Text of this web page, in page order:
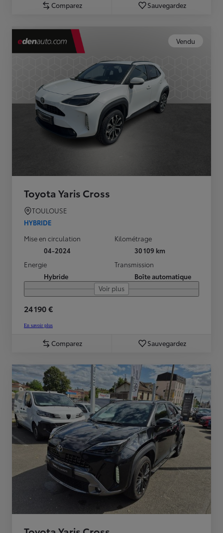
Comparez Sauvegardez
Vendu
Toyota Yaris Cross
TOULOUSE
HYBRIDE
Mise en circulation
04-2024
Kilométrage
30 109 km
Energie
Hybride
Transmission
Boîte automatique
Voir plus
24 190 €
En savoir plus
Comparez Sauvegardez